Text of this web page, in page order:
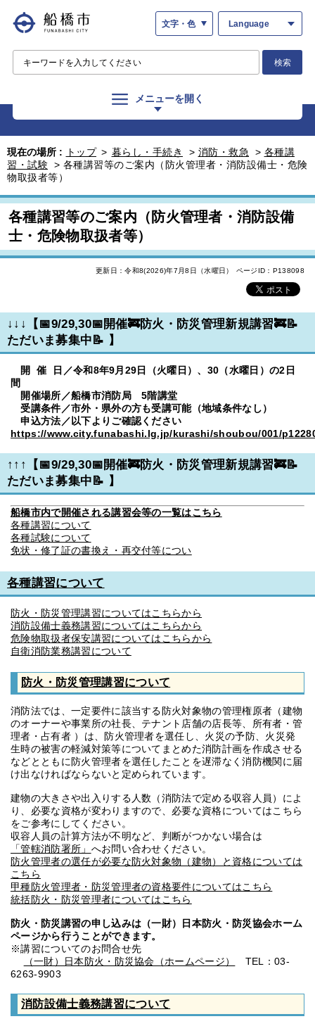
文字・色 Language
検索
メニューを開く
現在の場所 : トップ > 暮らし・手続き > 消防・救急 > 各種講
習・試験 > 各種講習等のご案内（防火管理者・消防設備士・危険
物取扱者等）
各種講習等のご案内（防火管理者・消防設備
士・危険物取扱者等）
更新日：令和8(2026)年7月8日（水曜日） ページID：P138098
↓↓↓【📅9/29,30📅開催🚒防火・防災管理新規講習🚒📝
ただいま募集中 📝 】
開 催 日／令和8年9月29日（火曜日）、30（水曜日）の2日
間
開催場所／船橋市消防局 5階講堂
受講条件／市外・県外の方も受講可能（地域条件なし）
申込方法／以下よりご確認ください
https://www.city.funabashi.lg.jp/kurashi/shoubou/001/
↑↑↑【📅9/29,30📅開催🚒防火・防災管理新規講習🚒📝
ただいま募集中 📝 】
船橋市内で開催される講習会等の一覧はこちら
各種講習について
各種試験について
免状・修了証の書換え・再交付等につい
各種講習について
防火・防災管理講習についてはこちらから
消防設備士義務講習についてはこちらから
危険物取扱者保安講習についてはこちらから
自衛消防業務講習について
防火・防災管理講習について
消防法では、一定要件に該当する防火対象物の管理権原者（建物
のオーナーや事業所の社長、テナント店舗の店長等、所有者・管
理者・占有者 ）は、防火管理者を選任し、火災の予防、火災発
生時の被害の軽減対策等についてまとめた消防計画を作成させる
などとともに防火管理者を選任したことを遅滞なく消防機関に届
け出なければならないと定められています。
建物の大きさや出入りする人数（消防法で定める収容人員）によ
り、必要な資格が変わりますので、必要な資格についてはこちら
をご参考にしてください。
収容人員の計算方法が不明など、判断がつかない場合は
「管轄消防署所」 へお問い合わせください。
防火管理者の選任が必要な防火対象物（建物）と資格については
こちら
甲種防火管理者・防災管理者の資格要件についてはこちら
統括防火・防災管理者についてはこちら
防火・防災講習の申し込みは（一財）日本防火・防災協会ホーム
ページから行うことができます。
※講習についてのお問合せ先
（一財）日本防火・防災協会（ホームページ）
TEL：03-
6263-9903
消防設備士義務講習について